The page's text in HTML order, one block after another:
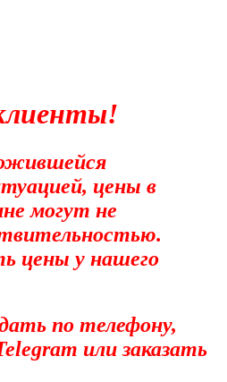
цены в
могут не
цены у нашего
по телефону,
или заказать